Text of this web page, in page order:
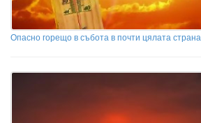
Опасно горещо в събота в почти цялата страна